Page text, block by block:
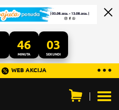
46
MINUTA
02
SEKUNDI
...
● ● ●
WEB AKCIJA